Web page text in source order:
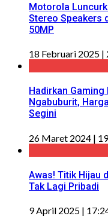
Motorola
Stereo Speakers
50MP
18 Februari 2025 |
Hadirkan Gaming
Ngabuburit,
Segini
26 Maret 2024 |
Awas! Titik Hijau
Tak Lagi Pribadi
9 April 2025 |